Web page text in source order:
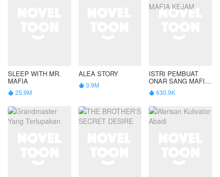
SLEEP WITH MR.
MAFIA
 25.9M
ALEA STORY
 3.9M
ISTRI PEMBUAT
ONAR SANG MAFIA
KEJAM
 630.9K